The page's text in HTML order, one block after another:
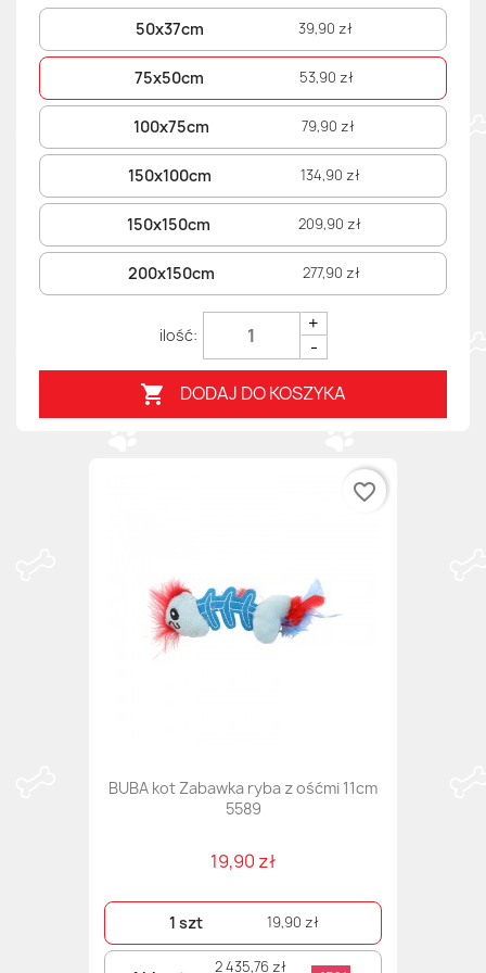
50x37cm 39,90 zł
75x50cm 53,90 zł
100x75cm 79,90 zł
150x100cm 134,90 zł
150x150cm 209,90 zł
200x150cm 277,90 zł
+
-
 DODAJ DO KOSZYKA
BUBA kot Zabawka ryba z ośćmi 11cm
5589
19,90 zł
1 szt 19,90 zł
2 435,76 zł
favorite_border